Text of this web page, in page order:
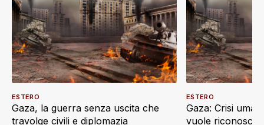
Gaza, la guerra senza uscita che
travolge civili e diplomazia
ESTERO
Gaza: Crisi
vuole
ESTERO